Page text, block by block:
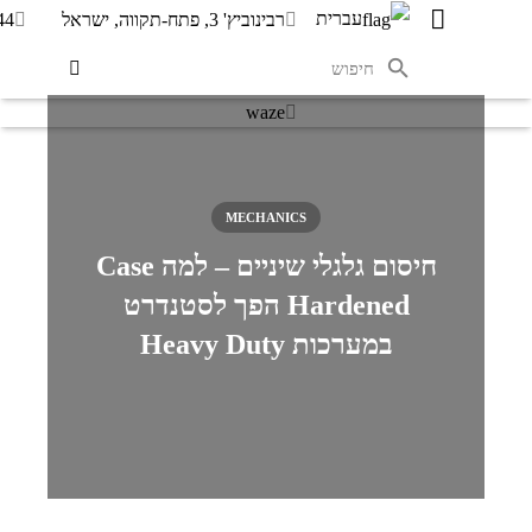
עברית רבינוביץ' 3, פתח-תקווה, ישראל
waze
חיסום גלגלי שיניים – למה Case
Hardened הפך לסטנדרט
במערכות Heavy Duty
MECHANICS